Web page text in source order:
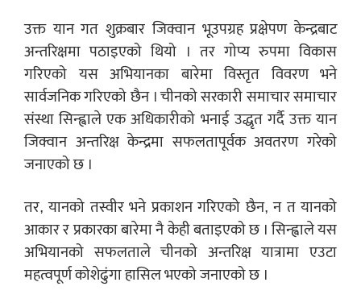
उक्त यान गत शुक्रबार जिक्वान भूउपग्रह प्रक्षेपण केन्द्रबाट
अन्तरिक्षमा पठाइएको थियो । तर गोप्य रुपमा विकास
गरिएको यस अभियानका बारेमा विस्तृत विवरण भने
सार्वजनिक गरिएको छैन । चीनको सरकारी समाचार समाचार
संस्था सिन्ह्वाले एक अधिकारीको भनाई उद्धृत गर्दै उक्त यान
जिक्वान अन्तरिक्ष केन्द्रमा सफलतापूर्वक अवतरण गरेको
जनाएको छ ।
तर, यानको तस्वीर भने प्रकाशन गरिएको छैन, न त यानको
आकार र प्रकारका बारेमा नै केही बताइएको छ । सिन्ह्वाले यस
अभियानको सफलताले चीनको अन्तरिक्ष यात्रामा एउटा
महत्वपूर्ण कोशेढुंगा हासिल भएको जनाएको छ ।